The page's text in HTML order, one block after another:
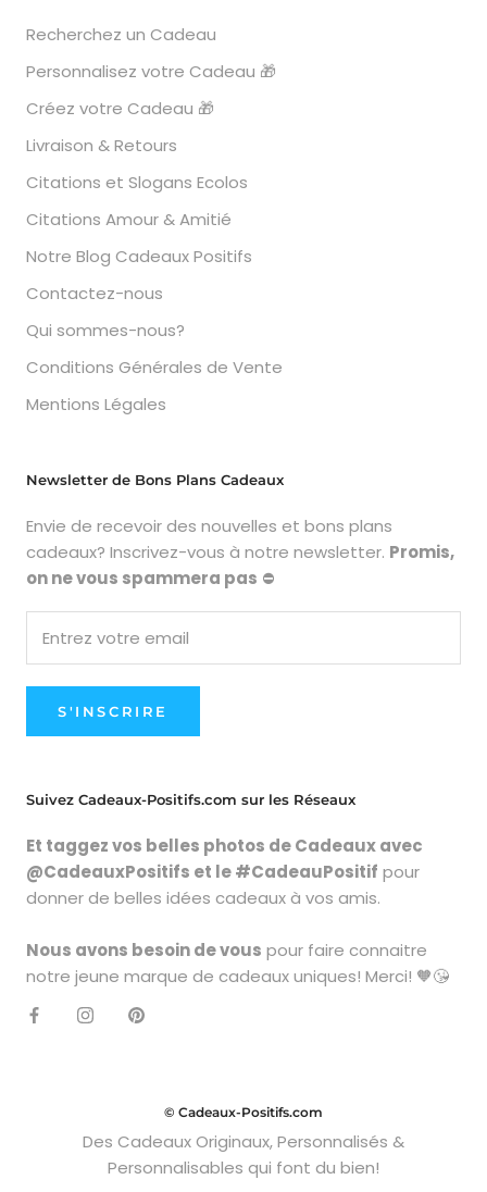
Recherchez un Cadeau
Personnalisez votre Cadeau 🎁
Créez votre Cadeau 🎁
Livraison & Retours
Citations et Slogans Ecolos
Citations Amour & Amitié
Notre Blog Cadeaux Positifs
Contactez-nous
Qui sommes-nous?
Conditions Générales de Vente
Mentions Légales
Newsletter de Bons Plans Cadeaux
Envie de recevoir des nouvelles et bons plans
cadeaux? Inscrivez-vous à notre newsletter. Promis,
on ne vous spammera pas ⛔
S'INSCRIRE
Suivez Cadeaux-Positifs.com sur les Réseaux
Et taggez vos belles photos de Cadeaux avec
@CadeauxPositifs et le #CadeauPositif pour
donner de belles idées cadeaux à vos amis.
Nous avons besoin de vous pour faire connaitre
notre jeune marque de cadeaux uniques! Merci! 🧡😘
© Cadeaux-Positifs.com
Des Cadeaux Originaux, Personnalisés &
Personnalisables qui font du bien!